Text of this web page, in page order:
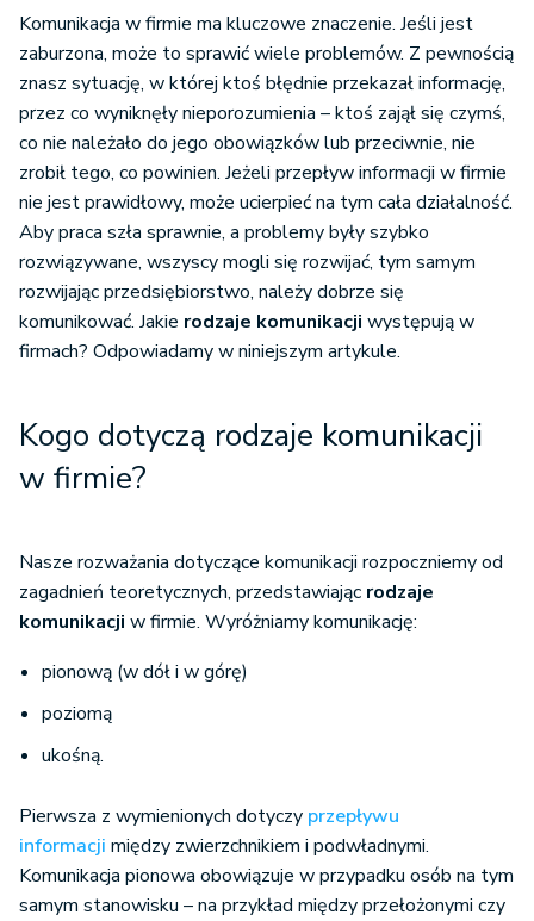
Komunikacja w firmie ma kluczowe znaczenie. Jeśli jest
zaburzona, może to sprawić wiele problemów. Z pewnością
znasz sytuację, w której ktoś błędnie przekazał informację,
przez co wyniknęły nieporozumienia – ktoś zajął się czymś,
co nie należało do jego obowiązków lub przeciwnie, nie
zrobił tego, co powinien. Jeżeli przepływ informacji w firmie
nie jest prawidłowy, może ucierpieć na tym cała działalność.
Aby praca szła sprawnie, a problemy były szybko
rozwiązywane, wszyscy mogli się rozwijać, tym samym
rozwijając przedsiębiorstwo, należy dobrze się
komunikować. Jakie rodzaje komunikacji występują w
firmach? Odpowiadamy w niniejszym artykule.
Kogo dotyczą rodzaje komunikacji
w firmie?
Nasze rozważania dotyczące komunikacji rozpoczniemy od
zagadnień teoretycznych, przedstawiając rodzaje
komunikacji w firmie. Wyróżniamy komunikację:
pionową (w dół i w górę)
poziomą
ukośną.
Pierwsza z wymienionych dotyczy przepływu
informacji między zwierzchnikiem i podwładnymi.
Komunikacja pionowa obowiązuje w przypadku osób na tym
samym stanowisku – na przykład między przełożonymi czy